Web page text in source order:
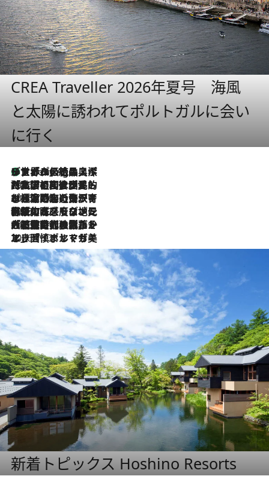
CREA Traveller 2026年夏号 海風
と太陽に誘われてポルトガルに会い
に行く
1 Hour Ago
リスボンの絶品スイーツ「パステル・デ・ナタ」とは？ポルトガル伝統の奥深い世界へ
2026.7.27
「私の祖国はポルトガル語です」国民的詩人フェルナンド・ペソアと、彼が愛した文学の街を歩く
2026.7.26
ポルトガル近海が育む極上の海の幸。キリリと冷えた白ワインと愉しむ、シーフード専門店の贅沢
2026.7.22
伝統の味をモダンに昇華。高感度な地元客が集う、リスボンの最旬ガストロノミー
2026.7.21
大航海時代の栄華から、震災、独裁、そして革命へ。ポルトガル・首都リスボンの石畳に刻まれた「歴史の光と影」
2026.7.13
エッセイ・ヤマザキマリ「慎ましくも美しき国 ポルトガル」
新着トピックス Hoshino Resorts